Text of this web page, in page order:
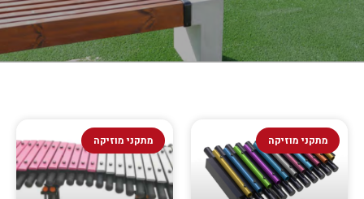
מתקני מוזיקה מתקני מוזיקה